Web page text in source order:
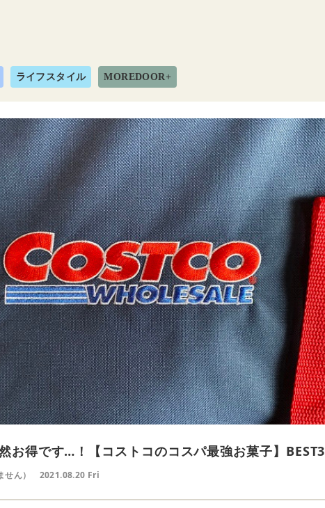
ライフスタイル MOREDOOR+
お得です…！【コストコのコスパ最強お菓子】BEST3
ん） 2021.08.20 Fri